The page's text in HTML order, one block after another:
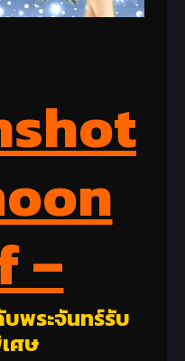
–
พระจันทร์รับ
ศษ